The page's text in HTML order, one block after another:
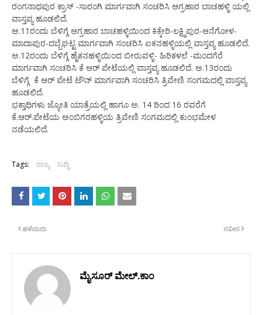
ರಂಗನಾಥಪುರ ಕ್ರಾಸ್ -ಸಾರಂಗಿ ಮಾರ್ಗವಾಗಿ ಸಂಚರಿಸಿ ಆಗ್ರಹಾರ ಬಾಚಹಳ್ಳಿ ಯಲ್ಲಿ
ವಾಸ್ತವ್ಯ ಹೂಡಲಿದೆ.
ಅ.11ರಂದು ಬೆಳಿಗ್ಗೆ ಆಗ್ರಹಾರ ಬಾಚಹಳ್ಳಿಯಿಂದ ಕಿಕ್ಕೇರಿ-ಲಕ್ಷ್ಮಿಪುರ-ಆನೆಗೋಳ-
ಮಾದಾಪುರ-ದಬ್ಬೆಘಟ್ಟ ಮಾರ್ಗವಾಗಿ ಸಂಚರಿಸಿ ಐಕನಹಳ್ಳಿಯಲ್ಲಿ ವಾಸ್ತವ್ಯ ಹೂಡಲಿದೆ.
ಅ.12ರಂದು ಬೆಳಿಗ್ಗೆ ಹೈಕನಹಳ್ಳಿಯಿಂದ ಬೀರುವಳ್ಳಿ- ಹಿರಿಕಳಲೆ -ಮಂದಗೆರೆ
ಮಾರ್ಗವಾಗಿ ಸಂಚರಿಸಿ ಕೆ ಆರ್ ಪೇಟೆಯಲ್ಲಿ ವಾಸ್ತವ್ಯ ಹೂಡಲಿದೆ. ಅ.13ರಂದು
ಬೆಳಿಗ್ಗೆ ಕೆ ಆರ್ ಪೇಟೆ ಟೌನ್ ಮಾರ್ಗವಾಗಿ ಸಂಚರಿಸಿ ತ್ರಿವೇಣಿ ಸಂಗಮದಲ್ಲಿ ವಾಸ್ತವ್ಯ
ಹೂಡಲಿದೆ.
ಭಕ್ತಾಧಿಗಳು ಜ್ಯೋತಿ ಯಾತ್ರೆಯಲ್ಲಿ ಹಾಗೂ ಅ. 14 ರಿಂದ 16 ರವರೆಗೆ
ಕೆ.ಆರ್.ಪೇಟೆಯ ಅಂಬಿಗರಹಳ್ಳಿಯ ತ್ರಿವೇಣಿ ಸಂಗಮದಲ್ಲಿ ಕುಂಭಮೇಳ
ನಡೆಯಲಿದೆ.
Tags: ರಾಜ್ಯ ಸುದ್ದಿ
ನವೀನ
ಹಳೆಯದು
ಮೈಸೂರ್ ಮೇಲ್.ಕಾಂ